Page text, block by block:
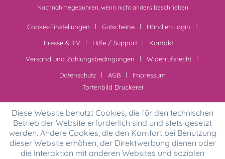
Nachnahmegebühren, wenn nicht anders beschrieben
Cookie-Einstellungen Gutscheine
Händler-Login
Presse & TV
Hilfe / Support
Kontakt
Versand und Zahlungsbedingungen
Widerrufsrecht
Datenschutz
AGB
Impressum
Tortenbild Druckerei
Diese Website benutzt Cookies, die für den technischen
Betrieb der Website erforderlich sind und stets gesetzt
werden. Andere Cookies, die den Komfort bei Benutzung
dieser Website erhöhen, der Direktwerbung dienen oder
die Interaktion mit anderen Websites und sozialen